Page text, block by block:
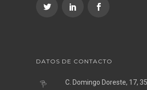
DATOS DE CONTACTO
C. Domingo Doreste, 17,